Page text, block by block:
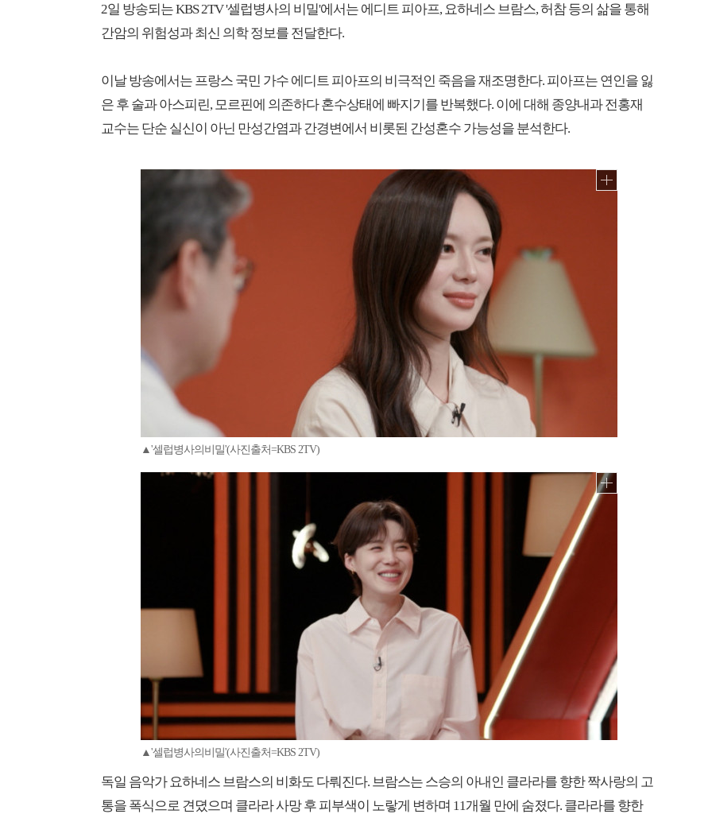
2일 방송되는 KBS 2TV '셀럽병사의 비밀'에서는 에디트 피아프, 요하네스 브람스, 허참 등의 삶을 통해
간암의 위험성과 최신 의학 정보를 전달한다.
이날 방송에서는 프랑스 국민 가수 에디트 피아프의 비극적인 죽음을 재조명한다. 피아프는 연인을 잃
은 후 술과 아스피린, 모르핀에 의존하다 혼수상태에 빠지기를 반복했다. 이에 대해 종양내과 전홍재
교수는 단순 실신이 아닌 만성간염과 간경변에서 비롯된 간성혼수 가능성을 분석한다.
▲'셀럽병사의비밀'(사진출처=KBS 2TV)
▲'셀럽병사의비밀'(사진출처=KBS 2TV)
독일 음악가 요하네스 브람스의 비화도 다뤄진다. 브람스는 스승의 아내인 클라라를 향한 짝사랑의 고
통을 폭식으로 견뎠으며 클라라 사망 후 피부색이 노랗게 변하며 11개월 만에 숨졌다. 클라라를 향한